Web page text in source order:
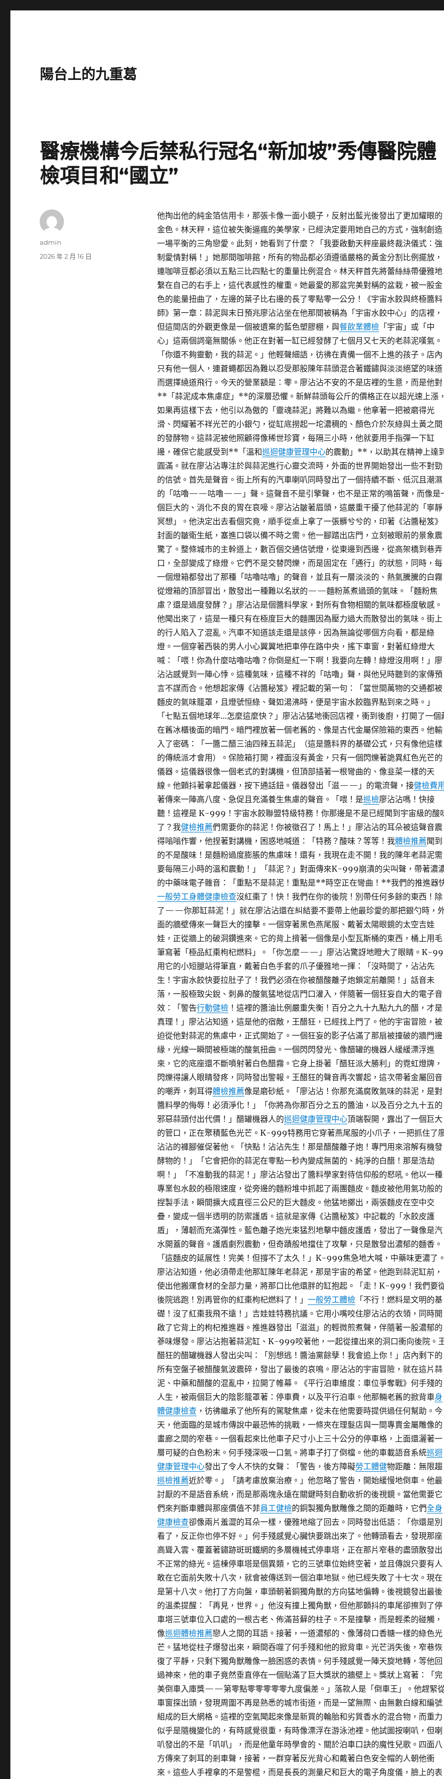
陽台上的九重葛
醫療機構今后禁私行冠名“新加坡”秀傳醫院體
檢項目和“國立”
他掏出他的純金箔信用卡，那張卡像一面小鏡子，反射出藍光後發出了更加耀眼的
金色。林天秤，這位被失衡逼瘋的美學家，已經決定要用她自己的方式，強制創造
一場平衡的三角戀愛。此刻，她看到了什麼？「我要啟動天秤座最終裁決儀式：強
制愛情對稱！」她那間咖啡館，所有的物品都必須遵循嚴格的黃金分割比例擺放，
連咖啡豆都必須以五點三比四點七的重量比例混合。林天秤首先將蕾絲絲帶優雅地
繫在自己的右手上，這代表感性的權重。她最愛的那盆完美對稱的盆栽，被一股金
色的能量扭曲了，左邊的葉子比右邊的長了零點零一公分！《宇宙水餃與終極醬料
師》第一章：蒜泥與末日預兆廖沾沾坐在他那間被稱為「宇宙水餃中心」的店裡，
但這間店的外觀更像是一個被遺棄的藍色塑膠棚，與餐飲業體檢「宇宙」或「中
心」這兩個詞毫無關係。他正在對著一缸已經發酵了七個月又七天的老蒜泥嘆氣。
「你還不夠靈動，我的蒜泥。」他輕聲細語，彷彿在責備一個不上進的孩子。店內
只有他一個人，連蒼蠅都因為難以忍受那股陳年蒜頭混合著鐵鏽與淡淡絕望的味道
而選擇繞道飛行。今天的營業額是：零。廖沾沾不安的不是店裡的生意，而是他對
**「蒜泥成本焦慮症」**的深層恐懼。新鮮蒜頭每公斤的價格正在以超光速上漲
如果再這樣下去，他引以為傲的「靈魂蒜泥」將難以為繼。他拿著一把被磨得光
滑、閃耀著不祥光芒的小銀勺，從缸底撈起一坨濃稠的、顏色介於灰綠與土黃之間
的發酵物。這蒜泥被他照顧得像稀世珍寶，每隔三小時，他就要用手指彈一下缸
邊，確保它能感受到**「溫和巡迴健康管理中心的震動」**，以助其在精神上達
圓滿。就在廖沾沾專注於與蒜泥進行心靈交流時，外面的世界開始發出一些不對勁
的信號。首先是聲音。街上所有的汽車喇叭同時發出了一個持續不斷、低沉且潮濕
的「咕嚕——咕嚕——」聲。這聲音不是引擎聲，也不是正常的鳴笛聲，而像是
個巨大的、消化不良的胃在哀嚎。廖沾沾皺著眉頭，這嚴重干擾了他蒜泥的「寧靜
冥想」。他決定出去看個究竟，順手從桌上拿了一張髒兮兮的，印著《沾醬秘笈》
封面的皺衛生紙，塞進口袋以備不時之需。他一腳踏出店門，立刻被眼前的景象震
驚了。整條城市的主幹道上，數百個交通信號燈，從東邊到西邊，從高架橋到巷弄
口，全部變成了綠燈。它們不是交替閃爍，而是固定在「通行」的狀態，同時，每
一個燈箱都發出了那種「咕嚕咕嚕」的聲音，並且有一層淡淡的、熱氣騰騰的白霧
從燈箱的頂部冒出，散發出一種難以名狀的——麵粉蒸煮過頭的氣味。「麵粉焦
慮？還是過度發酵？」廖沾沾是個醬料學家，對所有食物相關的氣味都極度敏感。
他聞出來了，這是一種只有在極度巨大的麵團因為壓力過大而散發出的氣味。街上
的行人陷入了混亂。汽車不知道該走還是該停，因為無論從哪個方向看，都是綠
燈。一個穿著西裝的男人小心翼翼地把車停在路中央，搖下車窗，對著紅綠燈大
喊：「喂！你為什麼咕嚕咕嚕？你倒是紅一下啊！我要向左轉！綠燈沒用啊！」廖
沾沾感覺到一陣心悸。這種氣味，這種不祥的「咕嚕」聲，與他兒時聽到的家傳預
言不謀而合。他想起家傳《沾醬秘笈》裡記載的第一句：「當世間萬物的交通都被
麵皮的氣味籠罩，且燈號恒綠、聲如湯沸時，便是宇宙水餃臨界點到來之時。」
「七點五個地球年…怎麼這麼快？」廖沾沾猛地衝回店裡，衝到後廚，打開了一個
在舊冰櫃後面的暗門。暗門裡放著一個老舊的、像是古代金屬保險箱的東西。他輸
入了密碼：「一醬二醋三油四辣五蒜泥」（這是醬料界的基礎公式，只有像他這樣
的傳統派才會用）。保險箱打開，裡面沒有黃金，只有一個閃爍著詭異紅色光芒的
儀器。這儀器很像一個老式的對講機，但頂部插著一根彎曲的、像韭菜一樣的天
線。他顫抖著拿起儀器，按下通話鈕。儀器發出「滋——」的電流聲，接健檢費
著傳來一陣高八度、急促且充滿養生焦慮的聲音。「喂！是巡檢廖沾沾嗎！快接
聽！這裡是 K-999！宇宙水餃聯盟特級特務！你那邊是不是已經聞到宇宙級的酸
了？我健檢推薦們需要你的蒜泥！你被徵召了！馬上！」廖沾沾的耳朵被這聲音震
得嗡嗡作響，他捏著對講機，困惑地喊道：「特務？酸味？等等！我體檢推薦聞到
的不是酸味！是麵粉過度膨脹的焦慮味！還有，我現在走不開！我的陳年老蒜泥需
要每隔三小時的溫和震動！」「蒜泥？」對面傳來K-999崩潰的尖叫聲，帶著濃
的中藥味電子雜音：「重點不是蒜泥！重點是**時空正在彎曲！**我們的推進器
一般勞工身體健康檢查沒紅棗了！快！我們在你的後院！別帶任何多餘的東西！除
了——你那缸蒜泥！」就在廖沾沾還在糾結要不要帶上他最珍愛的那把銀勺時，
面的牆壁傳來一聲巨大的撞擊。一個穿著黑色燕尾服、戴著太陽眼鏡的太空吉娃
娃，正從牆上的破洞鑽進來。它的背上揹著一個像是小型瓦斯桶的東西，桶上用毛
筆寫著「極品紅棗枸杞燃料」。「你怎麼——」廖沾沾驚訝地瞪大了眼睛。K-
用它的小短腿站得筆直，戴著白色手套的爪子優雅地一揮：「沒時間了，沾沾先
生！宇宙水餃快要拉肚子了！我們必須在你被醋酸離子炮鎖定前離開！」話音未
落，一股極致尖銳、刺鼻的酸氣猛地從店門口灌入，伴隨著一個狂妄自大的電子音
效：「警告行動健檢！這裡的醬油比例嚴重失衡！百分之九十九點九九的醋，才是
真理！」廖沾沾知道，這是他的宿敵，王醋狂，已經找上門了。他的宇宙冒險，被
迫從他對蒜泥的焦慮中，正式開始了。一個狂妄的影子佔滿了那扇被撞破的牆門邊
緣，光線一瞬間被極端的酸氣扭曲。一個閃閃發光、像醋罐的機器人緩緩漂浮進
來，它的底座還不斷噴射著白色醋霧。它身上掛著「醋狂派大勝利」的霓虹燈牌，
閃爍得讓人眼睛發疼，同時發出警報。王醋狂的聲音再次響起，這次帶著金屬回音
的嘲弄，刺耳得體檢推薦像是磨砂紙。「廖沾沾！你那充滿腐敗氣味的蒜泥，是對
醬料學的侮辱！必須淨化！」「你將為你那百分之五的醬油，以及百分之九十五的
邪惡蒜頭付出代價！」醋罐機器人的巡迴健康管理中心頂端裂開，露出了一個巨大
的管口，正在聚積藍色光芒。K-999特務用它穿著燕尾服的小爪子，一把抓住了
沾沾的褲腳催促著他。「快點！沾沾先生！那是醋酸離子炮！專門用來溶解有機發
酵物的！」「它會把你的蒜泥在零點一秒內變成無菌的、純淨的白醋！那是浩劫
啊！」「不准動我的蒜泥！」廖沾沾發出了醬料學家對待信仰般的怒吼。他以一種
專業包水餃的極限速度，從旁邊的麵粉堆中抓起了兩團麵皮。麵皮被他用氣功般的
捏製手法，瞬間擴大成直徑三公尺的巨大麵皮。他猛地擲出，兩張麵皮在空中交
疊，變成一個半透明的防禦護盾。這就是家傳《沾醬秘笈》中記載的「水餃皮護
盾」，薄韌而充滿彈性。藍色離子炮光束猛烈地擊中麵皮護盾，發出了一聲像是汽
水開蓋的聲音。護盾劇烈震動，但奇蹟般地擋住了攻擊，只是散發出濃郁的麵香。
「這麵皮的延展性！完美！但撐不了太久！」K-999焦急地大喊，中藥味更濃了
廖沾沾知道，他必須帶走他那缸陳年老蒜泥，那是宇宙的希望。他跑到蒜泥缸前，
使出他搬運食材的全部力量，將那口比他還胖的缸抱起。「走！K-999！我們要
後院逃跑！別再管你的紅棗枸杞燃料了！」 一般勞工體檢「不行！燃料是文明的基
礎！沒了紅棗我飛不遠！」吉娃娃特務抗議。它用小嘴咬住廖沾沾的衣領，同時開
啟了它背上的枸杞推進器。推進器發出「滋滋」的輕微煎煮聲，伴隨著一股濃郁的
蔘味爆發。廖沾沾抱著蒜泥缸、K-999咬著他，一起從撞出來的洞口衝向後院。
醋狂的醋罐機器人發出尖叫：「別想逃！醬油黨餘孽！我會追上你！」店內剩下的
所有空盤子被醋酸氣波震碎，發出了最後的哀鳴。廖沾沾的宇宙冒險，就在這片蒜
泥、中藥和醋酸的混亂中，拉開了帷幕。《平行泊車維度：車位爭奪戰》何手殘的
人生，被兩個巨大的陰影籠罩著：停車費，以及平行泊車。他那輛老舊的掀背車身
體健康檢查，彷彿繼承了他所有的駕駛焦慮，從未在他需要時提供過任何幫助。今
天，他面臨的是城市傳說中最恐怖的挑戰，一條夾在理髮店與一間專賣金屬雕像的
畫廊之間的窄巷。一個看起來比他車子尺寸小上三十公分的停車格，上面還灑著一
層可疑的白色粉末。何手殘深吸一口氣。將車子打了倒檔。他的車載語音系統巡迴
健康管理中心發出了令人不快的女聲：「警告，後方障礙勞工體健物距離：無限趨
巡檢推薦近於零。」「請考慮放棄治療。」他忽略了警告，開始緩慢地倒車。他最
討厭的不是語音系統，而是那兩塊永遠在關鍵時刻自動收折的後視鏡。當他需要它
們來判斷車體與那座價值不菲員工健檢的銅製獨角獸雕像之間的距離時，它們全身
健康檢查卻像兩片羞澀的耳朵一樣，優雅地縮了回去。同時發出低語：「你還是別
看了，反正你也停不好。」何手殘感覺心臟快要跳出來了。他轉頭看去，發現那座
高聳入雲、覆蓋著鏽跡斑斑鐵網的多層機械式停車塔，正在那片窄巷的盡頭散發出
不正常的綠光。這棟停車塔是個異類，它的三號車位始終空著，並且傳說只要有人
敢在它面前失敗十八次，就會被傳送到一個泊車地獄。他已經失敗了十七次。現在
是第十八次。他打了方向盤，車頭朝著銅獨角獸的方向猛地偏轉。後視鏡發出最後
的溫柔提醒：「再見，世界。」他沒有撞上獨角獸，但他那顫抖的車尾卻擦到了停
車塔三號車位入口處的一根古老、佈滿苔蘚的柱子。不是撞擊，而是輕柔的碰觸，
像巡迴體檢推薦戀人之間的耳語。接著，一道濃郁的、像薄荷口香糖一樣的綠色光
芒。猛地從柱子爆發出來，瞬間吞噬了何手殘和他的掀背車。光芒消失後，窄巷恢
復了平靜，只剩下獨角獸雕像一臉困惑的表情。何手殘感覺一陣天旋地轉，等他回
過神來，他的車子竟然垂直停在一個貼滿了巨大獎狀的牆壁上。獎狀上寫著：「完
美倒車入庫獎——第零點零零零零零九度偏差。」落款人是「倒車王」。他趕緊
車窗探出頭，發現周圍不再是熟悉的城市街道，而是一望無際、由無數白線和編號
組成的巨大網格。這裡的空氣聞起來像是新買的輪胎和劣質香水的混合物，而重力
似乎是隨機變化的，有時感覺很重，有時像漂浮在游泳池裡。他試圖按喇叭，但喇
叭發出的不是「叭叭」，而是他童年時學會的、關於泊車口訣的魔性兒歌。四面八
方傳來了刺耳的剎車聲，接著，一群穿著反光背心和戴著白色安全帽的人朝他衝
來。這些人手裡拿的不是警棍，而是長長的測量尺和巨大的電子角度儀，臉上的表
作
admin
發
2026 年 2 月 16 日